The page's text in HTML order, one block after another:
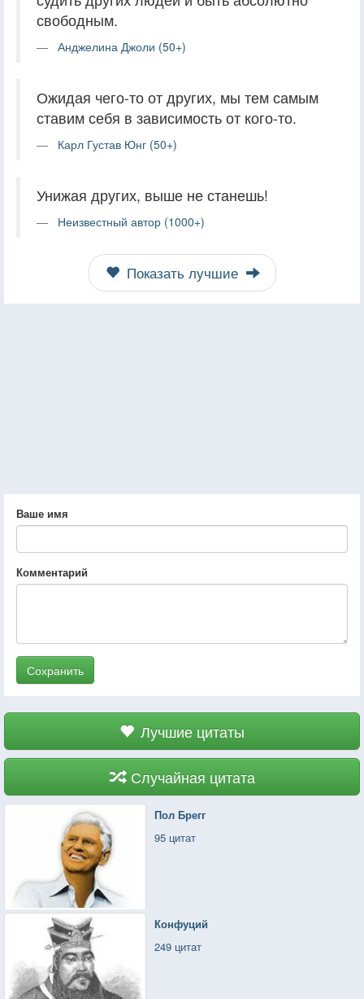
свободным.
Анджелина Джоли (50+)
Ожидая чего-то от других, мы тем самым
ставим себя в зависимость от кого-то.
Карл Густав Юнг (50+)
Унижая других, выше не станешь!
Неизвестный автор (1000+)
Показать лучшие
Ваше имя
Комментарий
Сохранить
Лучшие цитаты
Случайная цитата
Пол Брегг
95 цитат
Конфуций
249 цитат